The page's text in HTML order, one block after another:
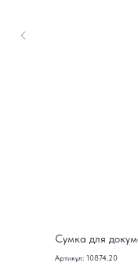
Сумка для
Артикул: 10874.20